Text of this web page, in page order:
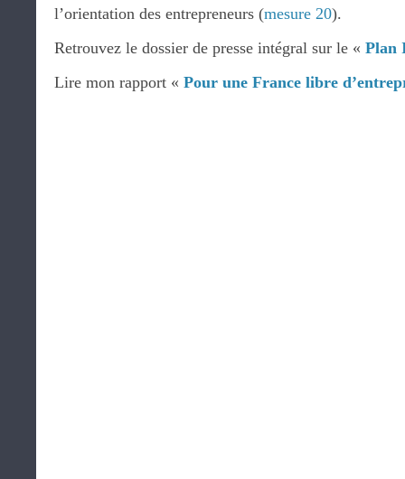
l’orientation des entrepreneurs (mesure 20).
Retrouvez le dossier de presse intégral sur le « Plan
Lire mon rapport « Pour une France libre